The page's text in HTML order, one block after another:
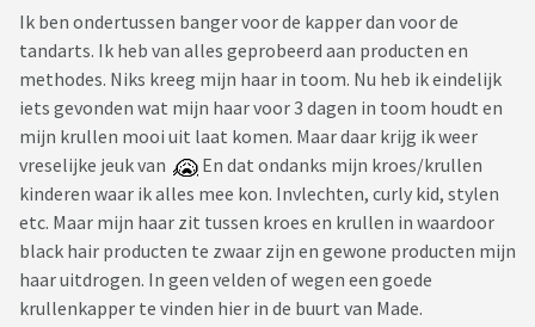
Ik ben ondertussen banger voor de kapper dan voor de
tandarts. Ik heb van alles geprobeerd aan producten en
methodes. Niks kreeg mijn haar in toom. Nu heb ik eindelijk
iets gevonden wat mijn haar voor 3 dagen in toom houdt en
mijn krullen mooi uit laat komen. Maar daar krijg ik weer
vreselijke jeuk van
En dat ondanks mijn kroes/krullen
kinderen waar ik alles mee kon. Invlechten, curly kid, stylen
etc. Maar mijn haar zit tussen kroes en krullen in waardoor
black hair producten te zwaar zijn en gewone producten mijn
haar uitdrogen. In geen velden of wegen een goede
krullenkapper te vinden hier in de buurt van Made.